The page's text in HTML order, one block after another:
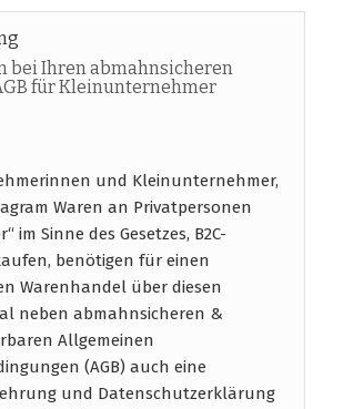
bei Ihren abmahnsicheren
für Kleinunternehmer
und Kleinunternehmer,
Waren an Privatpersonen
im Sinne des Gesetzes, B2C-
benötigen für einen
Warenhandel über diesen
neben abmahnsicheren &
Allgemeinen
(AGB) auch eine
und Datenschutzerklärung